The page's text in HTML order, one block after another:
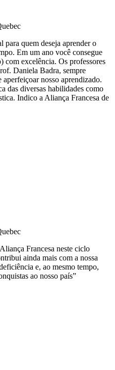
para quem deseja aprender o
Em um ano você consegue
excelência. Os professores
Daniela Badra, sempre
aperfeiçoar nosso aprendizado.
das diversas habilidades como
Indico a Aliança Francesa de
Francesa neste ciclo
ainda mais com a nossa
e, ao mesmo tempo,
ao nosso país”